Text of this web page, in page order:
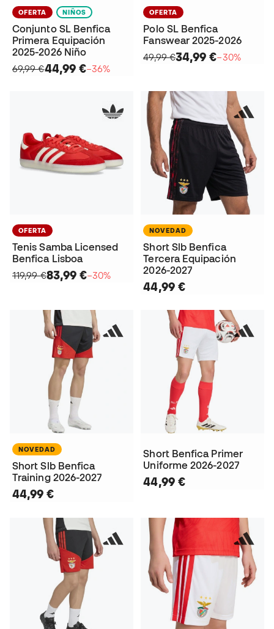
OFERTA NIÑOS
Conjunto SL Benfica
Primera Equipación
2025-2026 Niño
69,99 €44,99 €−36%
OFERTA
Polo SL Benfica
Fanswear 2025-2026
49,99 €34,99 €−30%
OFERTA
Tenis Samba Licensed
Benfica Lisboa
119,99 €83,99 €−30%
NOVEDAD
Short Slb Benfica
Tercera Equipación
2026-2027
44,99 €
NOVEDAD
Short Slb Benfica
Training 2026-2027
44,99 €
Short Benfica Primer
Uniforme 2026-2027
44,99 €